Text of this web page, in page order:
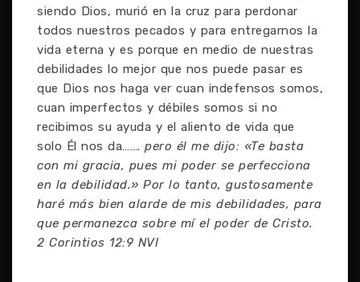
siendo Dios, murió en la cruz para perdonar
todos nuestros pecados y para entregarnos la
vida eterna y es porque en medio de nuestras
debilidades lo mejor que nos puede pasar es
que Dios nos haga ver cuan indefensos somos,
cuan imperfectos y débiles somos si no
recibimos su ayuda y el aliento de vida que
solo Él nos da……. pero él me dijo: «Te basta
con mi gracia, pues mi poder se perfecciona
en la debilidad.» Por lo tanto, gustosamente
haré más bien alarde de mis debilidades, para
que permanezca sobre mí el poder de Cristo.
2 Corintios 12:9 NVI